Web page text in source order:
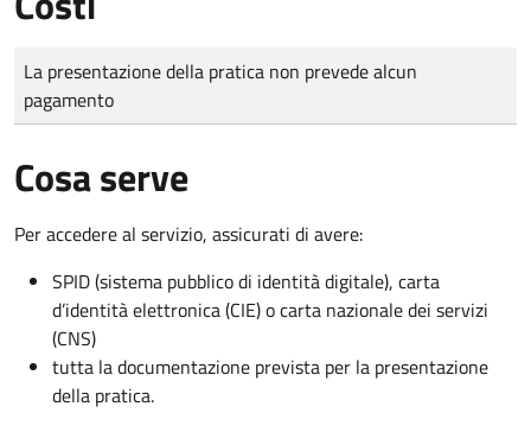
Tipo di pagamento
Importo
La presentazione della pratica non prevede alcun
pagamento
Cosa serve
Per accedere al servizio, assicurati di avere:
SPID (sistema pubblico di identità digitale), carta
d’identità elettronica (CIE) o carta nazionale dei servizi
(CNS)
tutta la documentazione prevista per la presentazione
della pratica.